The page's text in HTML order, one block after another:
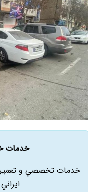
خدمات
خدمات تخصصي و